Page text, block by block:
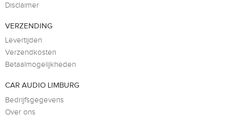
Disclaimer
VERZENDING
Levertijden
Verzendkosten
Betaalmogelijkheden
CAR AUDIO LIMBURG
Bedrijfsgegevens
Over ons